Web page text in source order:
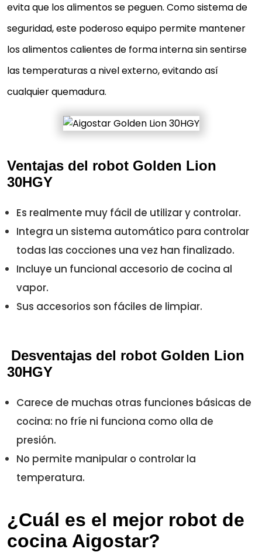
evita que los alimentos se peguen. Como sistema de
seguridad, este poderoso equipo permite mantener
los alimentos calientes de forma interna sin sentirse
las temperaturas a nivel externo, evitando así
cualquier quemadura.
Ventajas del robot Golden Lion
30HGY
Es realmente muy fácil de utilizar y controlar.
Integra un sistema automático para controlar
todas las cocciones una vez han finalizado.
Incluye un funcional accesorio de cocina al
vapor.
Sus accesorios son fáciles de limpiar.
Desventajas del robot Golden Lion
30HGY
Carece de muchas otras funciones básicas de
cocina: no fríe ni funciona como olla de
presión.
No permite manipular o controlar la
temperatura.
¿Cuál es el mejor robot de
cocina Aigostar?